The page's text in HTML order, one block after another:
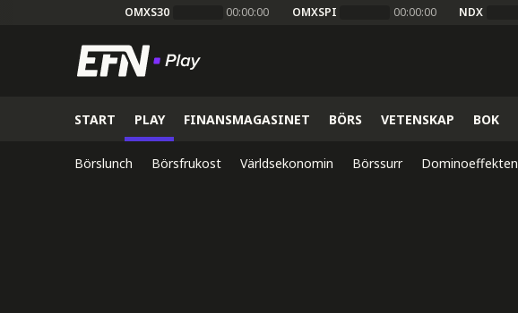
OMXS30 00:00:00 OMXSPI 00:00:00 NDX
START PLAY FINANSMAGASINET BÖRS VETENSKAP BOK
Börslunch Börsfrukost Världsekonomin Börssurr Dominoeffekten